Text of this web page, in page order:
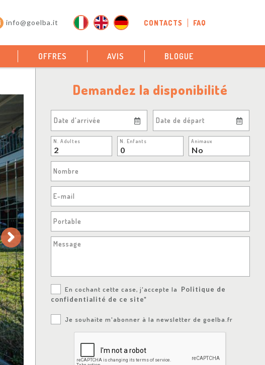
info@goelba.it CONTACTS FAQ
OFFRES AVIS BLOGUE
Next
Demandez la disponibilité
Date d'arrivée Date de départ
N. Adultes N. Enfants Animaux
Nombre
E-mail
Portable
Message
En cochant cette case, j'accepte la
Politique de
confidentialité de ce site*
Je souhaite m'abonner à la newsletter de goelba.fr